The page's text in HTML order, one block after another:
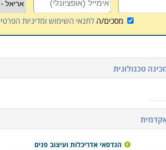
מסכים/ה לתנאי השימוש ומדיניות
טכנולוגית
הנדסאי אדריכלות ועיצוב פנים